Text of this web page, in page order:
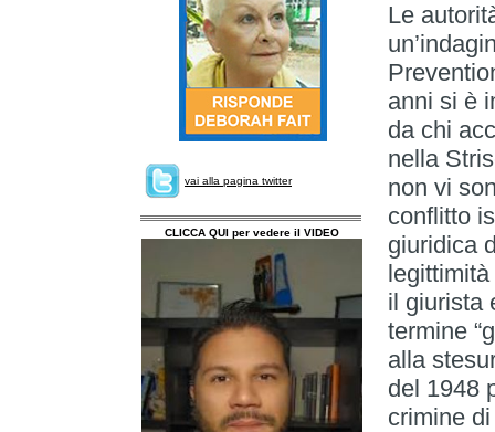
vai alla pagina twitter
CLICCA QUI per vedere il VIDEO
Le
anni si è
da chi
nella
non vi
conflitto
giuridica
il giurista
termine
alla
del 1948
crimine